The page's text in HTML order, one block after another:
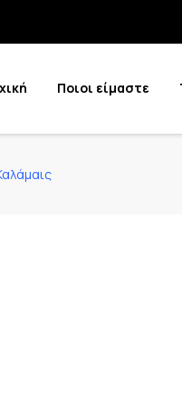
Ποιοι είμαστε